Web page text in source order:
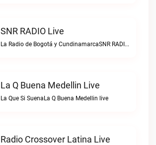
SNR RADIO Live
La Radio de Bogotá y CundinamarcaSNR RADIO live
La Q Buena Medellin Live
La Que Si SuenaLa Q Buena Medellin live
Radio Crossover Latina Live